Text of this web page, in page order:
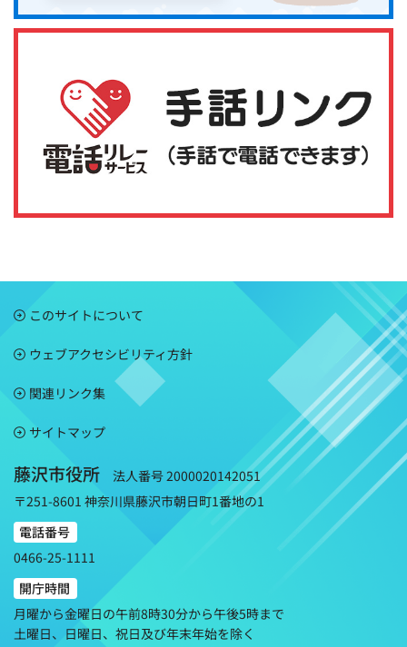
このサイトについて
ウェブアクセシビリティ方針
関連リンク集
サイトマップ
藤沢市役所
法人番号 2000020142051
〒251-8601 神奈川県藤沢市朝日町1番地の1
電話番号
0466-25-1111
開庁時間
月曜から金曜日の午前8時30分から午後5時まで
土曜日、日曜日、祝日及び年末年始を除く